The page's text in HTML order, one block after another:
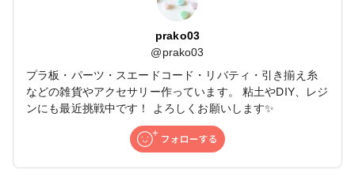
prako03
@prako03
プラ板・パーツ・スエードコード・リバティ・引き揃え糸
などの雑貨やアクセサリー作っています。 粘土やDIY、レジ
ンにも最近挑戦中です！ よろしくお願いします✨